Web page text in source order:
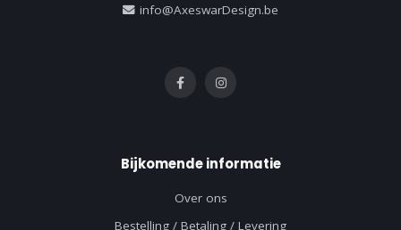
info@AxeswarDesign.be
Bijkomende informatie
Over ons
Bestelling / Betaling / Levering